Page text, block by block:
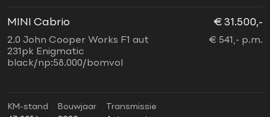
MINI Cabrio
2.0 John Cooper Works F1 aut
231pk Enigmatic
black/np:58.000/bomvol
€ 31.500,-
€ 541,- p.m.
KM-stand
Bouwjaar
Transmissie